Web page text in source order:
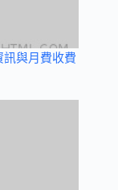
與月費收費